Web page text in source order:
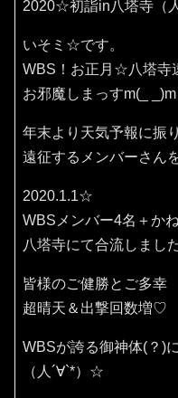
2020☆初詣in八塔寺（
いそミ☆です。
WBS！お正月☆八塔寺
お邪魔しまっすm(_ _)m
年末より天気予報に振
遠征するメンバーさん
2020.1.1☆
WBSメンバー4名＋か
八塔寺にて合流しまし
皆様のご健勝とご多幸
超晴天＆出撃回数増♡
WBSが誇る御神体(？)
（人´∀`*）☆